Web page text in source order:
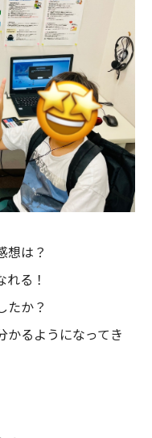
想は？
る！
たか？
かるようになってき